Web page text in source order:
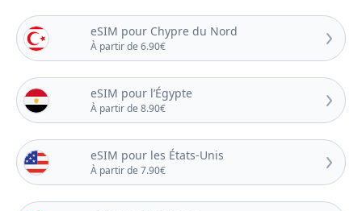
eSIM pour Chypre du Nord
À partir de 6.90€
eSIM pour l’Égypte
À partir de 8.90€
eSIM pour les États-Unis
À partir de 7.90€